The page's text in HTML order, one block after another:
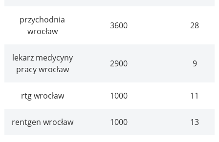
przychodnia
wrocław
3600 28
lekarz medycyny
pracy wrocław
2900 9
rtg wrocław 1000 11
rentgen wrocław 1000 13